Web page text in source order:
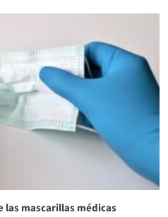
mascarillas médicas